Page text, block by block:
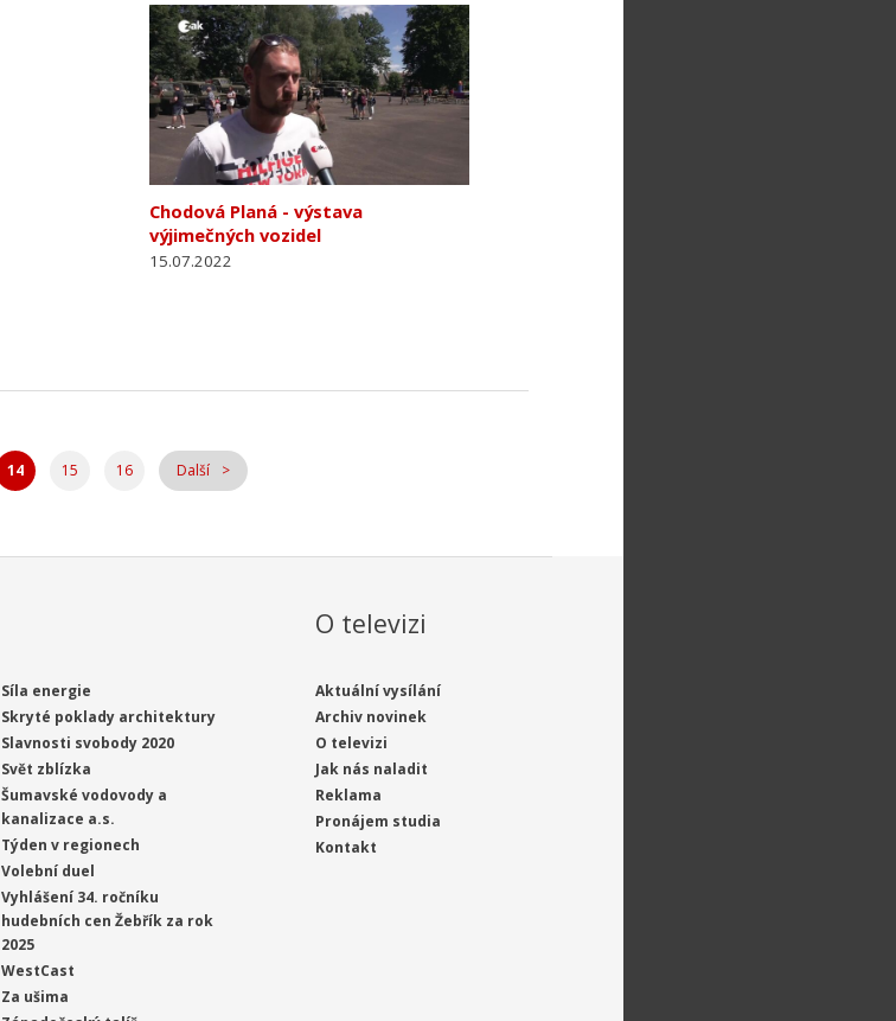
Chodová Planá - výstava
výjimečných vozidel
15.07.2022
14 15 16 Další
Síla energie
Skryté poklady architektury
Slavnosti svobody 2020
Svět zblízka
Šumavské vodovody a
kanalizace a.s.
Týden v regionech
Volební duel
Vyhlášení 34. ročníku
hudebních cen Žebřík za rok
2025
WestCast
Za ušima
O televizi
Aktuální vysílání
Archiv novinek
O televizi
Jak nás naladit
Reklama
Pronájem studia
Kontakt